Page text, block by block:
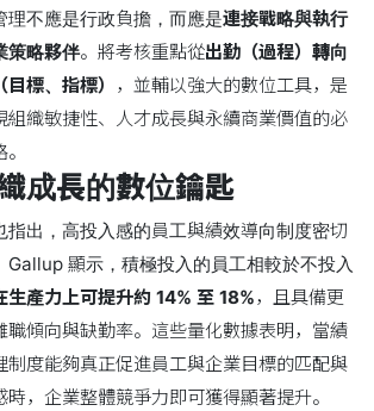
理不應是行政負擔，而應是連接戰略與執行
策略夥伴。將考核重點從出勤（過程） 轉向
標、指標）
，並輔以強大的數位工具，是
組織敏捷性、人才成長與永續商業價值的必
成長的數位鑰匙
指出，高投入感的員工與績效導向制度密切
Gallup 顯示，積極投入的員工相較於不投入
生產力上可提升約 14% 至 18%，且具備更
職傾向與缺勤率。這些量化數據表明，當績
制度能夠真正促進員工與企業目標的匹配與
時，企業整體競爭力即可獲得顯著提升。